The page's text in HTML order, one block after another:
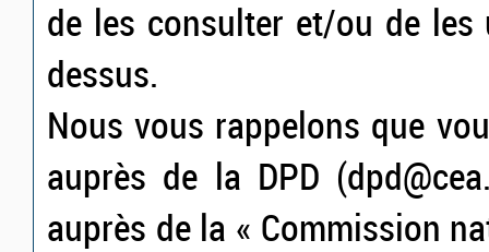
de les consulter et/ou de
dessus.
Nous vous rappelons que
auprès de la DPD
auprès de la « Commission